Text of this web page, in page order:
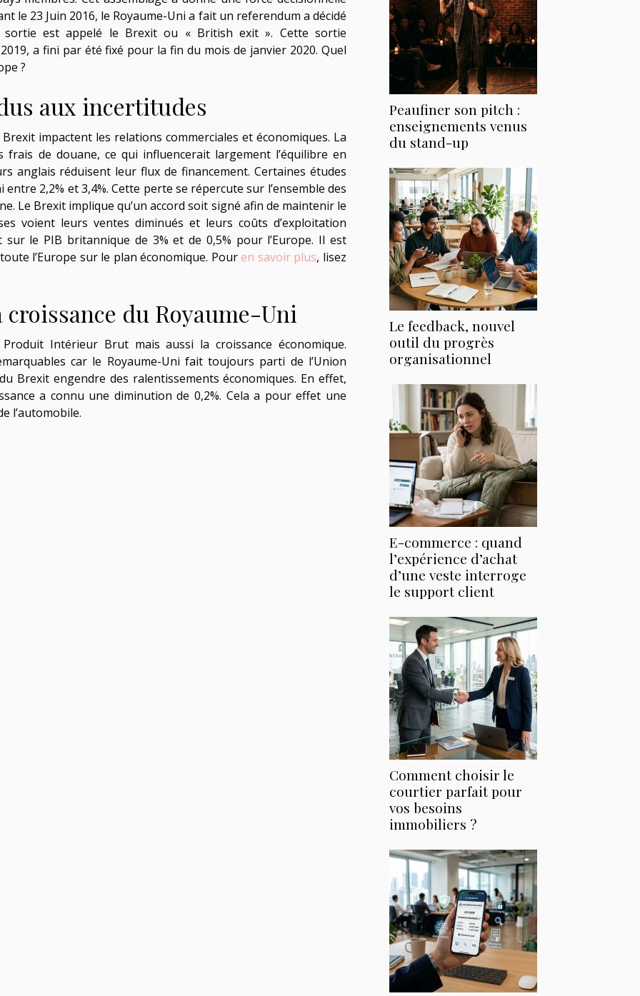
le 23 Juin 2016, le Royaume-Uni a fait un referendum a décidé
sortie est appelé le Brexit ou « British exit ». Cette sortie
a fini par été fixé pour la fin du mois de janvier 2020. Quel
?
aux incertitudes
impactent les relations commerciales et économiques. La
de douane, ce qui influencerait largement l’équilibre en
anglais réduisent leur flux de financement. Certaines études
2,2% et 3,4%. Cette perte se répercute sur l’ensemble des
Le Brexit implique qu’un accord soit signé afin de maintenir le
voient leurs ventes diminués et leurs coûts d’exploitation
sur le PIB britannique de 3% et de 0,5% pour l’Europe. Il est
l’Europe sur le plan économique. Pour en savoir plus, lisez
du Royaume-Uni
Intérieur Brut mais aussi la croissance économique.
car le Royaume-Uni fait toujours parti de l’Union
Brexit engendre des ralentissements économiques. En effet,
a connu une diminution de 0,2%. Cela a pour effet une
l’automobile.
Peaufiner son pitch :
enseignements venus
du stand-up
Le feedback, nouvel
outil du progrès
organisationnel
E-commerce : quand
l’expérience d’achat
d’une veste interroge
le support client
Comment choisir le
courtier parfait pour
vos besoins
immobiliers ?